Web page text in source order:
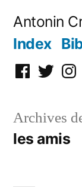
Antonin
Index
Facebook
Twitter
Archives
les amis